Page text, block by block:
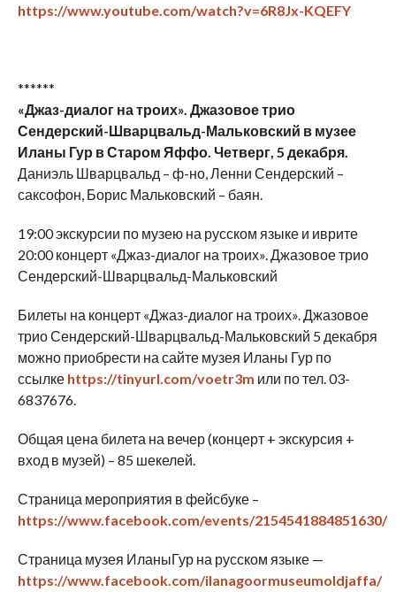
https://www.youtube.com/watch?v=6R8Jx-KQEFY
******
«Джаз-диалог на троих». Джазовое трио
Сендерский-Шварцвальд-Мальковский в музее
Иланы Гур в Старом Яффо. Четверг, 5 декабря.
Даниэль Шварцвальд – ф-но, Ленни Сендерский –
саксофон, Борис Мальковский – баян.
19:00 экскурсии по музею на русском языке и иврите
20:00 концерт «Джаз-диалог на троих». Джазовое трио
Сендерский-Шварцвальд-Мальковский
Билеты на концерт «Джаз-диалог на троих». Джазовое
трио Сендерский-Шварцвальд-Мальковский 5 декабря
можно приобрести на сайте музея Иланы Гур по
ссылке https://tinyurl.com/voetr3m или по тел. 03-
6837676.
Общая цена билета на вечер (концерт + экскурсия +
вход в музей) – 85 шекелей.
Страница мероприятия в фейсбуке –
https://www.facebook.com/events/2154541884851630/
Страница музея ИланыГур на русском языке —
https://www.facebook.com/ilanagoormuseumoldjaffa/